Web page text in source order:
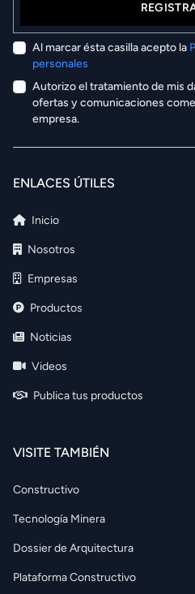
Al marcar ésta casilla acepto la
personales
Autorizo el tratamiento de mis
ofertas y comunicaciones
empresa.
ENLACES ÚTILES
Inicio
Nosotros
Empresas
Productos
Noticias
Videos
Publica tus productos
VISITE TAMBIÉN
Constructivo
Tecnología Minera
Dossier de Arquitectura
Plataforma Constructivo